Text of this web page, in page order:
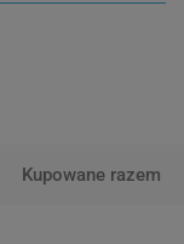
Kupowane razem